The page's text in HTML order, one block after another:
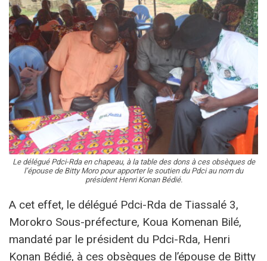
Le délégué Pdci-Rda en chapeau, à la table des dons à ces obsèques de
l’épouse de Bitty Moro pour apporter le soutien du Pdci au nom du
président Henri Konan Bédié.
A cet effet, le délégué Pdci-Rda de Tiassalé 3,
Morokro Sous-préfecture, Koua Komenan Bilé,
mandaté par le président du Pdci-Rda, Henri
Konan Bédié, à ces obsèques de l’épouse de Bitty